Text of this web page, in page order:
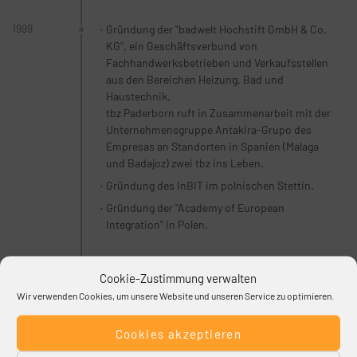
Cookie-Zustimmung verwalten
Wir verwenden Cookies, um unsere Website und unseren Service zu optimieren.
Cookies akzeptieren
1999
Gründung der "badwelt Hochstift GmbH & Co.
KG", ein Geschäftsverbund von
Fachhandwerksbetrieben und Verkaufsstellen
aus den Bereichen Heizung, Bad und
Haustechnik.
tbz Paderborn ruft in Zusammenarbeit mit der
Unternehmensgruppe Antakira-Grupo des
Empresas an Standorten in Spanien (Malaga
und Badajoz) zwei tbz ins Leben.
Gründung des InBIT im polnischen Stettin.
Gründung der "Academy of European
Integration" in Polen.
Kooperation mit dem Bildungswerk Ost-West
e.V. (BOW) in Dresden.
Mittelstandes (FHM) in Bielefeld durch die